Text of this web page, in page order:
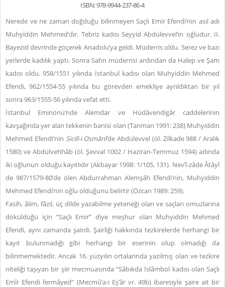
ISBN: 978-9944-237-86-4
Nerede ve ne zaman doğduğu bilinmeyen Saçlı Emir Efendi’nin asıl adı
Muhyiddin Mehmed’dir. Tebriz kadısı Seyyid Abdülevvel’in oğludur. II.
Bayezid devrinde göçerek Anadolu’ya geldi. Müderris oldu. Serez ve bazı
yerlerde kadılık yaptı. Sonra Sahn müderrisi ardından da Halep ve Şam
kadısı oldu. 958/1551 yılında İstanbul kadısı olan Muhyiddin Mehmed
Efendi, 962/1554-55 yılında bu görevden emekliye ayrıldıktan bir yıl
sonra 963/1555-56 yılında vefat etti.
İstanbul Eminönü’nde Alemdar ve Hüdâvendigâr caddelerinin
kavşağında yer alan tekkenin banisi olan (Tanman 1991: 238) Muhyiddin
Mehmed Efendi’nin Sicill-i Osmânî’de Abdülevvel (öl. Zilkade 988 / Aralık
1580) ve Abdülvehhâb (öl. Şevval 1002 / Haziran-Temmuz 1594) adında
iki oğlunun olduğu kayıtlıdır (Akbayar 1998: 1/105, 131). Nev’î-zâde Âtâyî
de 987/1579-80’de ölen Abdurrahman Alemşâh Efendi’nin, Muhyiddin
Mehmed Efendi’nin oğlu olduğunu belirtir (Özcan 1989: 259).
Fasih, âlim, fâzıl, üç dilde yazabilme yeteneği olan ve saçları omuzlarına
döküldüğü için “Saçlı Emir” diye meşhur olan Muhyiddin Mehmed
Efendi, aynı zamanda şairdi. Şairliği hakkında tezkirelerde herhangi bir
kayıt bulunmadığı gibi herhangi bir eserinin olup olmadığı da
bilinmemektedir. Ancak 16. yüzyılın ortalarında yazılmış olan ve tezkire
niteliği taşıyan bir şiir mecmuasında “Sâbıkda İslâmbol kadısı olan Saçlı
Emîr Efendi fermâyed” (Mecmû’a-i Eş’âr vr. 49b) ibaresiyle şaire ait bir